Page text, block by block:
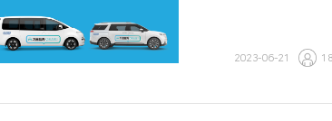
2023-06-21